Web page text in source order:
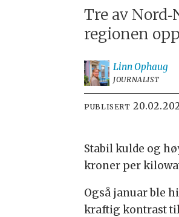
Tre av
regionen
Linn Ophaug
JOURNALIST
PUBLISERT
Stabil kulde og
kroner per
Også januar ble
kraftig kontrast til